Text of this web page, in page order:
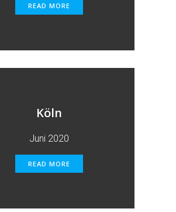
READ MORE
Köln
Juni 2020
READ MORE